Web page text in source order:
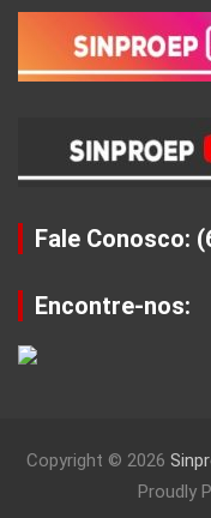
Fale Conosco:
Encontre-nos:
Copyright © 2026
Proudly